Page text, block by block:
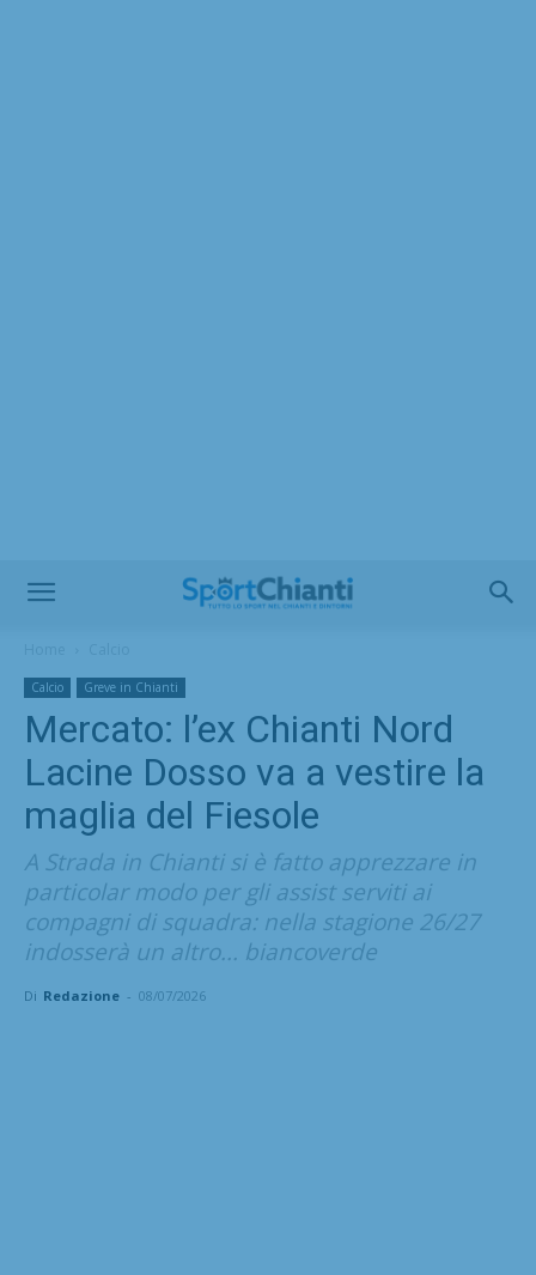
Calcio Greve in Chianti
Mercato: l’ex Chianti Nord
Lacine Dosso va a vestire la
maglia del Fiesole
A Strada in Chianti si è fatto apprezzare in
particolar modo per gli assist serviti ai
compagni di squadra: nella stagione 26/27
indosserà un altro... biancoverde
Di Redazione - 08/07/2026